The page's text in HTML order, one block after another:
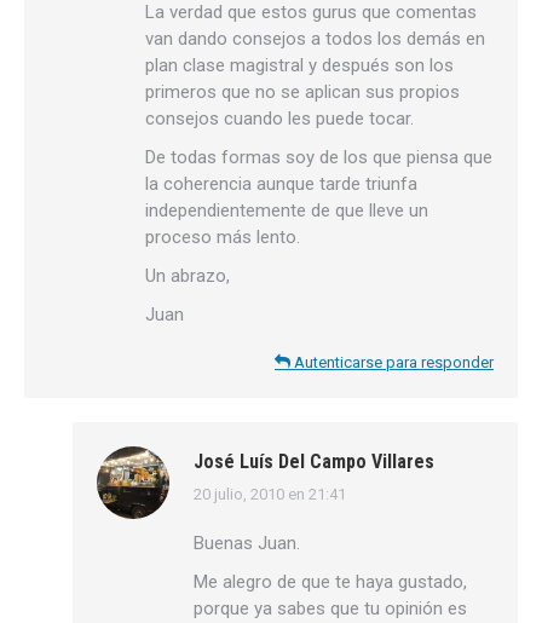
La verdad que estos gurus que comentas
van dando consejos a todos los demás en
plan clase magistral y después son los
primeros que no se aplican sus propios
consejos cuando les puede tocar.
De todas formas soy de los que piensa que
la coherencia aunque tarde triunfa
independientemente de que lleve un
proceso más lento.
Un abrazo,
Juan
Autenticarse para responder
José Luís Del Campo Villares
dice:
20 julio, 2010 en 21:41
Buenas Juan.
Me alegro de que te haya gustado,
porque ya sabes que tu opinión es